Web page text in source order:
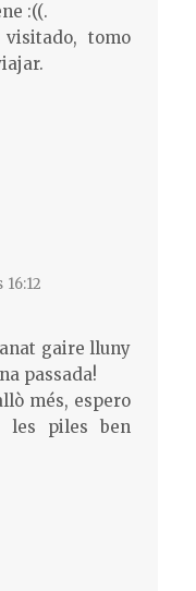
:((.
tomo
gaire lluny
passada!
més, espero
les piles ben